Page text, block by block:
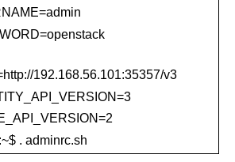
192.168.56.101:35357/v3
:~$ . adminrc.sh